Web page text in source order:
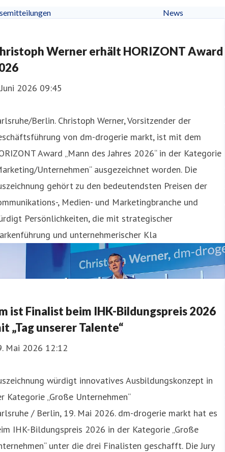
News
Werner erhält HORIZONT Award
2026 09:45
Berlin. Christoph Werner, Vorsitzender der
von dm-drogerie markt, ist mit dem
Award „Mann des Jahres 2026“ in der Kategorie
Unternehmen“ ausgezeichnet worden. Die
gehört zu den bedeutendsten Preisen der
, Medien- und Marketingbranche und
Persönlichkeiten, die mit strategischer
und unternehmerischer Kla
ist Finalist beim IHK-Bildungspreis 2026
„Tag unserer Talente“
Mai 2026 12:12
würdigt innovatives Ausbildungskonzept in
Kategorie „Große Unternehmen“
/ Berlin, 19. Mai 2026. dm-drogerie markt hat es
IHK-Bildungspreis 2026 in der Kategorie „Große
unter die drei Finalisten geschafft. Die Jury